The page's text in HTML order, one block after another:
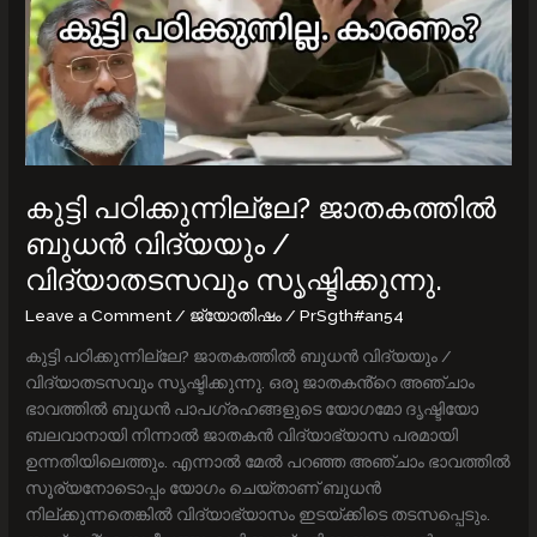
കുട്ടി പഠിക്കുന്നില്ലേ? ജാതകത്തിൽ
ബുധൻ വിദ്യയും /
വിദ്യാതടസവും സൃഷ്ടിക്കുന്നു.
Leave a Comment / ജ്യോതിഷം /PrSgth#an54
കുട്ടി പഠിക്കുന്നില്ലേ? ജാതകത്തിൽ ബുധൻ വിദ്യയും /
വിദ്യാതടസവും സൃഷ്ടിക്കുന്നു. ഒരു ജാതകൻ്റെ അഞ്ചാം
ഭാവത്തിൽ ബുധൻ പാപഗ്രഹങ്ങളുടെ യോഗമോ ദൃഷ്ടിയോ
ബലവാനായി നിന്നാൽ ജാതകൻ വിദ്യാഭ്യാസ പരമായി
ഉന്നതിയിലെത്തും. എന്നാൽ മേൽ പറഞ്ഞ അഞ്ചാം ഭാവത്തിൽ
സൂര്യനോടൊപ്പം യോഗം ചെയ്താണ് ബുധൻ
നില്ക്കുന്നതെങ്കിൽ വിദ്യാഭ്യാസം ഇടയ്ക്കിടെ തടസപ്പെടും.
വിദ്യയും
/
വിദ്യാതടസവും
സൃഷ്ടിക്കുന്നു.